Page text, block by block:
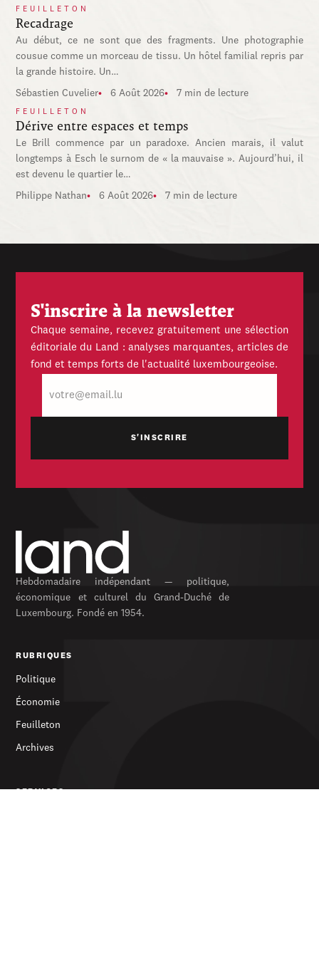
FEUILLETON
Recadrage
Au début, ce ne sont que des fragments. Une photographie
cousue comme un morceau de tissu. Un hôtel familial repris par
la grande histoire. Un…
Sébastien Cuvelier 6 Août 2026 7 min de lecture
FEUILLETON
Dérive entre espaces et temps
Le Brill commence par un paradoxe. Ancien marais, il valut
longtemps à Esch le surnom de « la mauvaise ». Aujourd’hui, il
est devenu le quartier le…
Philippe Nathan 6 Août 2026 7 min de lecture
S'inscrire à la newsletter
Chaque semaine, recevez gratuitement une sélection
éditoriale du Land : analyses marquantes, articles de
fond et temps forts de l'actualité luxembourgeoise.
mail
Hebdomadaire indépendant — politique,
économique et culturel du Grand-Duché de
Luxembourg. Fondé en 1954.
RUBRIQUES
Politique
Économie
Feuilleton
Archives
SERVICES